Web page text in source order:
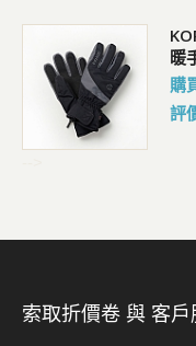
暖
購
評
索取折價卷 與 客戶